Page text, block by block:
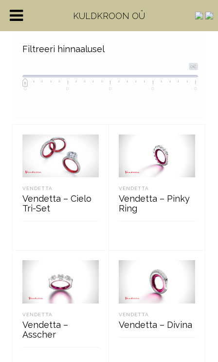
Filtreeri hinnaalusel
0€
0 0 0 0 0
VENDETTA
Vendetta – Cielo
Tri-Set
VENDETTA
Vendetta – Pinky
Ring
VENDETTA
Vendetta –
Asscher
VENDETTA
Vendetta – Divina
KULDKROON OÜ